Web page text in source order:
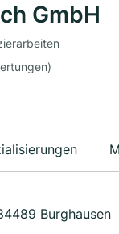
GmbH
Burghausen